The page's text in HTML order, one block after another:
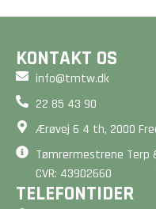
KONTAKT OS
info@tmtw.dk
22 85 43 90
Ærøvej 6 4 th, 2000
Tømrermestrene Terp
CVR: 43902660
TELEFONTIDER